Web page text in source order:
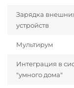
Зарядка
устройств
Мультирум
Интеграция в
"умного дома"